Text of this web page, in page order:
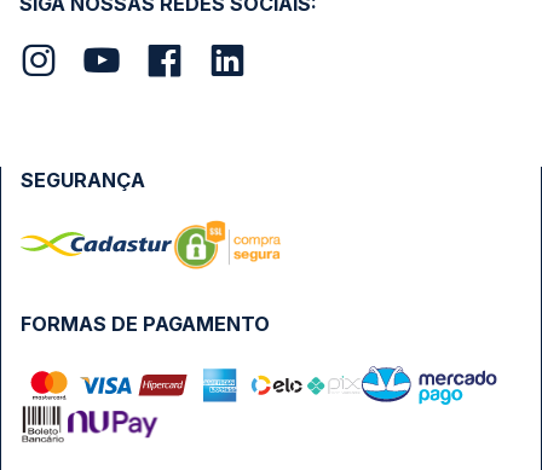
FORMAS DE PAGAMENTO
SEGURANÇA